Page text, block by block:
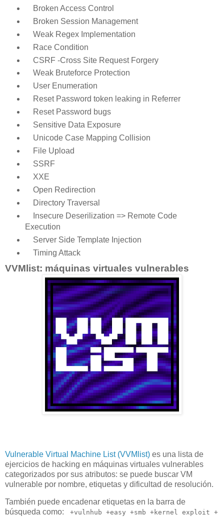
Broken Access Control
Broken Session Management
Weak Regex Implementation
Race Condition
CSRF -Cross Site Request Forgery
Weak Bruteforce Protection
User Enumeration
Reset Password token leaking in Referrer
Reset Password bugs
Sensitive Data Exposure
Unicode Case Mapping Collision
File Upload
SSRF
XXE
Open Redirection
Directory Traversal
Insecure Deserilization => Remote Code
Execution
Server Side Template Injection
Timing Attack
VVMlist: máquinas virtuales vulnerables
Vulnerable Virtual Machine List (VVMlist) es una lista de
ejercicios de hacking en máquinas virtuales vulnerables
categorizados por sus atributos: se puede buscar VM
vulnerable por nombre, etiquetas y dificultad de resolución.
También puede encadenar etiquetas en la barra de
búsqueda como: +vulnhub +easy +smb +kernel exploit +